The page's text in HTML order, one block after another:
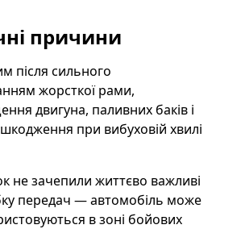
причини
після сильного
жорсткої рами,
двигуна, паливних баків і
при вибуховій хвилі
не зачепили життєво важливі
передач — автомобіль може
в зоні бойових